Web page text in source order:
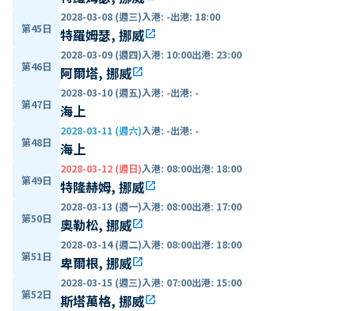
第45日
2028-03-08 (週三)入港: -出港: 18:00
特羅姆瑟, 挪威open_in_new
第46日
2028-03-09 (週四)入港: 10:00出港: 23:00
阿爾塔, 挪威open_in_new
第47日
2028-03-10 (週五)入港: -出港: -
海上
第48日
2028-03-11 (週六)入港: -出港: -
海上
第49日
2028-03-12 (週日)入港: 08:00出港: 18:00
特隆赫姆, 挪威open_in_new
第50日
2028-03-13 (週一)入港: 08:00出港: 17:00
奧勒松, 挪威open_in_new
第51日
2028-03-14 (週二)入港: 08:00出港: 18:00
卑爾根, 挪威open_in_new
第52日
2028-03-15 (週三)入港: 07:00出港: 15:00
斯塔萬格, 挪威open_in_new